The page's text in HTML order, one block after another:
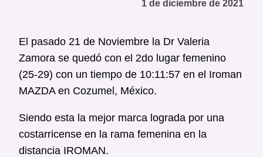
1 de diciembre de 2021
El pasado 21 de Noviembre la Dr Valeria
Zamora se quedó con el 2do lugar femenino
(25-29) con un tiempo de 10:11:57 en el Iroman
MAZDA en Cozumel, México.
Siendo esta la mejor marca lograda por una
costarricense en la rama femenina en la
distancia IROMAN.